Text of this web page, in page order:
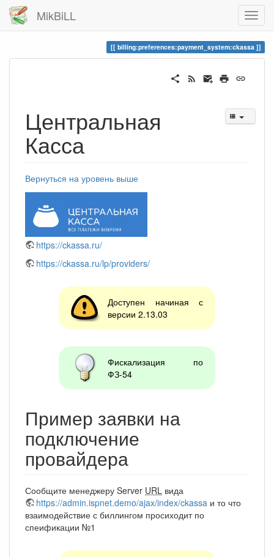
MikBiLL
billing:preferences:payment_system:ckassa
Центральная
Касса
Вернуться на уровень выше
https://ckassa.ru/
https://ckassa.ru/lp/providers/
Доступен начиная с
версии 2.13.03
Фискализация по
ФЗ-54
Пример заявки на
подключение
провайдера
Сообщите менеджеру Server URL вида
https://admin.ispnet.demo/ajax/index/ckassa и то что
взаимодействие с биллингом просиходит по
спеификации №1